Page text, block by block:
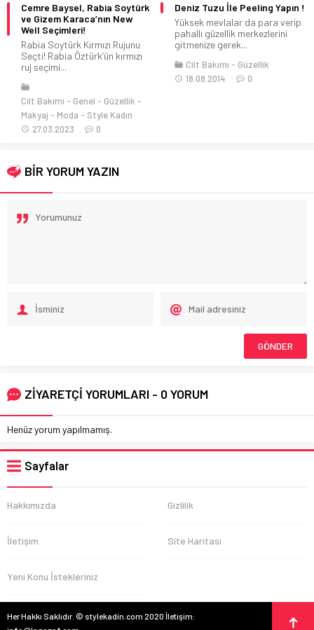
Deniz Tuzu İle Peeling Yapın !
Yüksek mevlalar da para verip
pahallı güzellik merkezlerini
gitmenize gerek...
Cilt Bakımı
Meme Büyütme
Ameliyatlarına yaz öncesi
yoğun talep geliyor
Kadınsı hatlara sahip olmak,
çekebilmek çoğu...
BİR YORUM YAZIN
ZİYARETÇİ YORUMLARI - 0 YORUM
Henüz yorum yapılmamış.
Sayfalar
Hakkımızda Gizlilik
İletişim Site Haritası
Yeni Konu İstekleriniz
Her Hakkı Saklıdır. © stylekadin.com 2020 İletişim: